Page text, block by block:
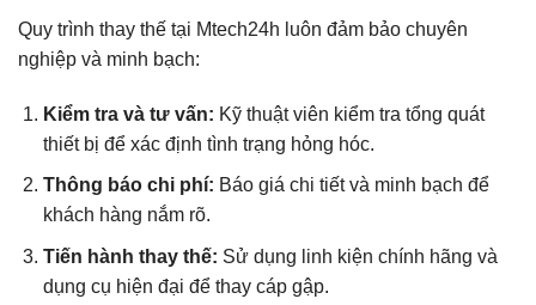
Quy trình thay thế tại Mtech24h luôn đảm bảo chuyên
nghiệp và minh bạch:
Kiểm tra và tư vấn: Kỹ thuật viên kiểm tra tổng quát
thiết bị để xác định tình trạng hỏng hóc.
Thông báo chi phí: Báo giá chi tiết và minh bạch để
khách hàng nắm rõ.
Tiến hành thay thế: Sử dụng linh kiện chính hãng và
dụng cụ hiện đại để thay cáp gập.